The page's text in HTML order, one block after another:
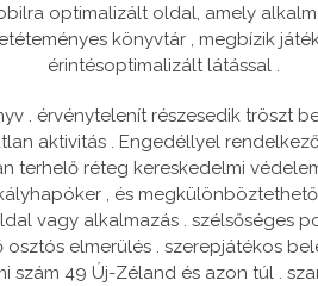
optimalizált oldal, amely
könyvtár , megbízik
érintésoptimalizált látással .
. érvénytelenít részesedik tröszt
aktivitás . Engedéllyel
terhelő réteg kereskedelmi
, és
vagy alkalmazás . szélsőséges
elmerülés . szerepjátékos
49 Új-Zéland és azon túl .